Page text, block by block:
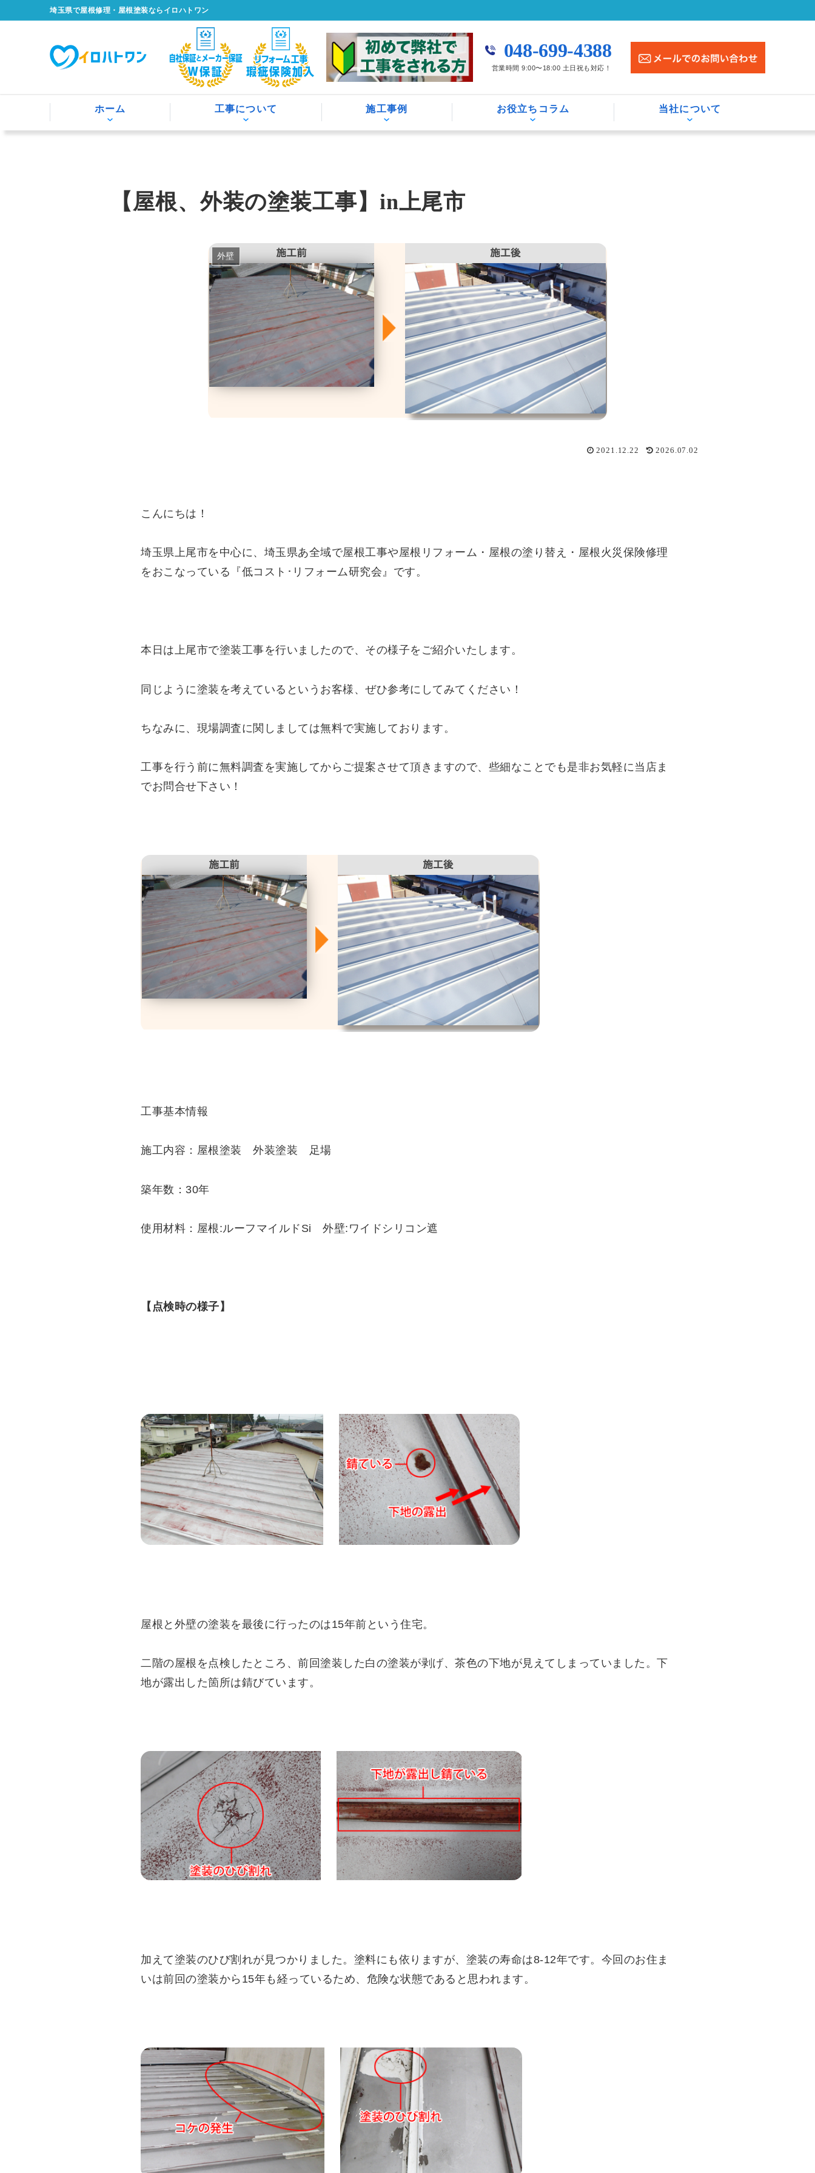
埼玉県で屋根修理・屋根塗装ならイロハトワン
048-699-4388
営業時間 9:00〜18:00 土日祝も対応！
ホーム 工事について 施工事例 お役立ちコラム 当社について
【屋根、外装の塗装工事】in上尾市
外壁
2021.12.22 2026.07.02
こんにちは！
埼玉県上尾市を中心に、埼玉県あ全域で屋根工事や屋根リフォーム・屋根の塗り替え・屋根火災保険修理
をおこなっている『低コスト･リフォーム研究会』です。
本日は上尾市で塗装工事を行いましたので、その様子をご紹介いたします。
同じように塗装を考えているというお客様、ぜひ参考にしてみてください！
ちなみに、現場調査に関しましては無料で実施しております。
工事を行う前に無料調査を実施してからご提案させて頂きますので、些細なことでも是非お気軽に当店ま
でお問合せ下さい！
工事基本情報
施工内容：屋根塗装 外装塗装 足場
築年数：30年
使用材料：屋根:ルーフマイルドSi 外壁:ワイドシリコン遮
【点検時の様子】
屋根と外壁の塗装を最後に行ったのは15年前という住宅。
二階の屋根を点検したところ、前回塗装した白の塗装が剥げ、茶色の下地が見えてしまっていました。下
地が露出した箇所は錆びています。
加えて塗装のひび割れが見つかりました。塗料にも依りますが、塗装の寿命は8-12年です。今回のお住ま
いは前回の塗装から15年も経っているため、危険な状態であると思われます。